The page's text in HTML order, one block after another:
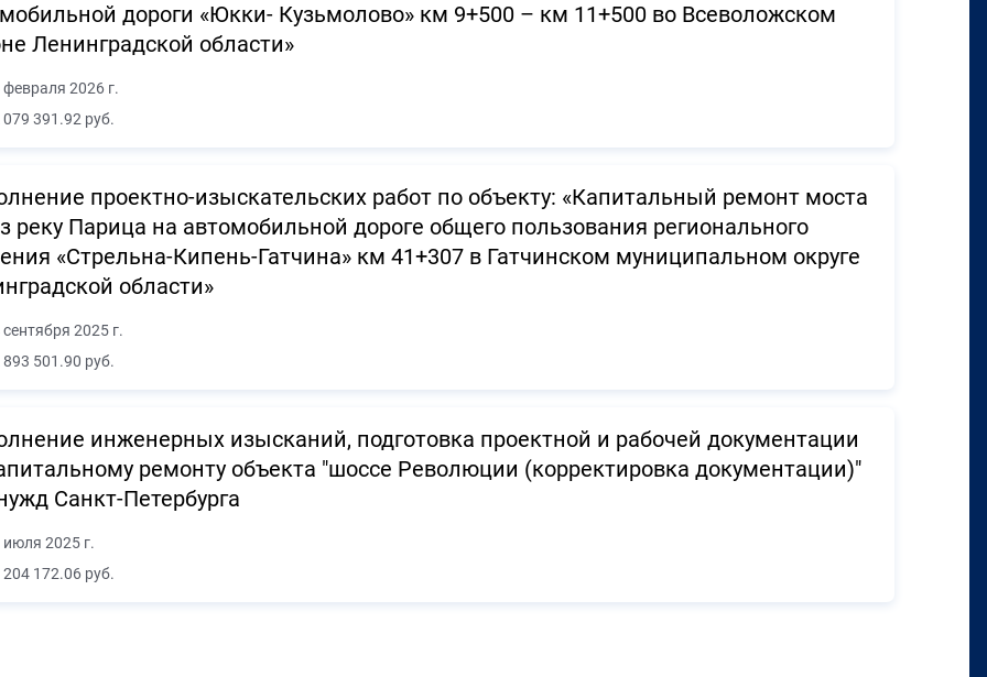
дороги «Юкки- Кузьмолово» км 9+500 – км 11+500 во Всеволожском
Ленинградской области»
февраля 2026 г.
079 391.92 руб.
проектно-изыскательских работ по объекту: «Капитальный ремонт моста
реку Парица на автомобильной дороге общего пользования регионального
«Стрельна-Кипень-Гатчина» км 41+307 в Гатчинском муниципальном округе
области»
2025 г.
893 501.90 руб.
инженерных изысканий, подготовка проектной и рабочей документации
ремонту объекта "шоссе Революции (корректировка документации)"
Санкт-Петербурга
июля 2025 г.
204 172.06 руб.